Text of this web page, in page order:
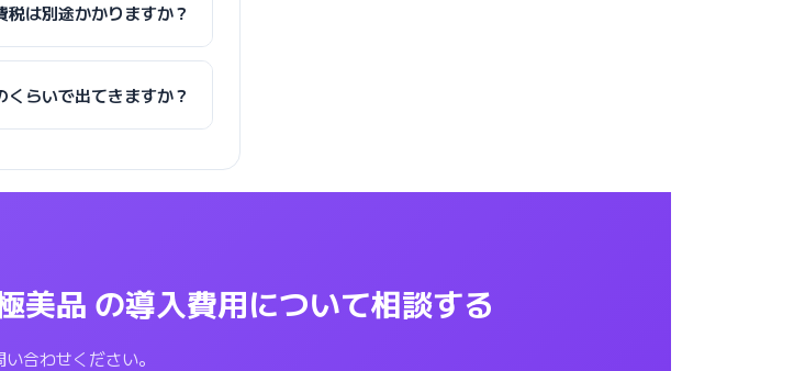
税は別途かかりますか？
くらいで出てきますか？
美品 の導入費用について相談する
合わせください。